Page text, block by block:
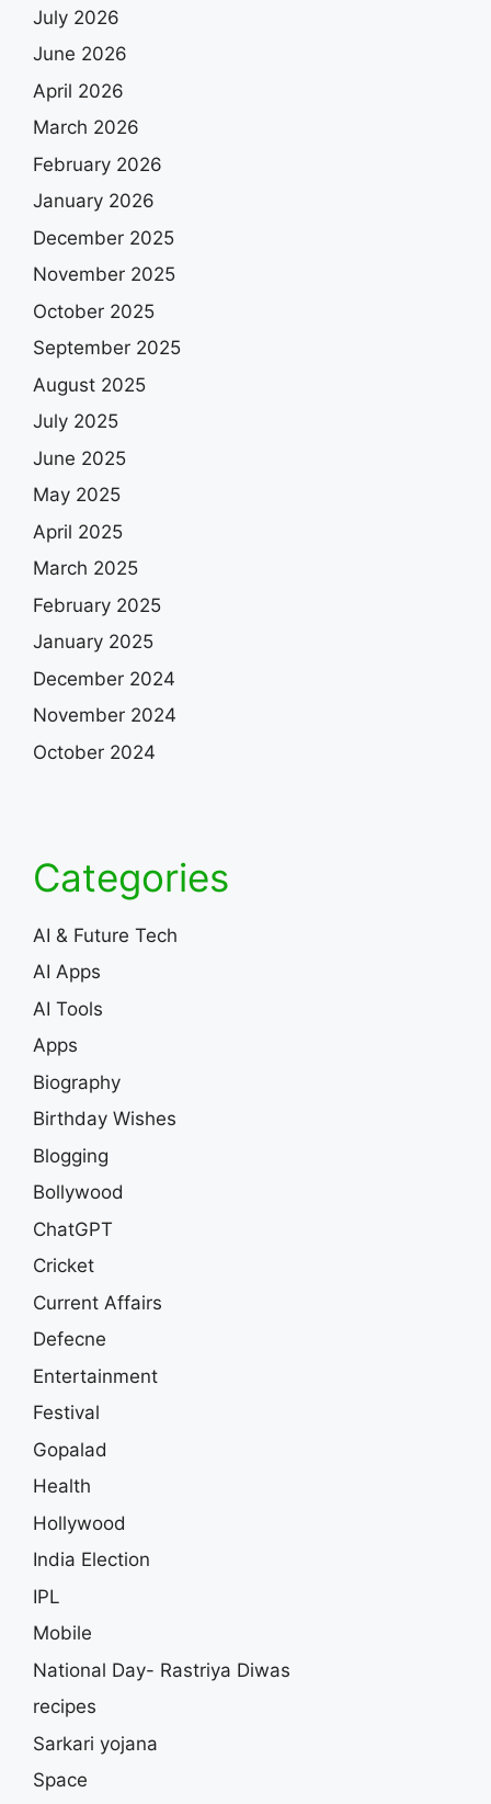
July 2026
June 2026
April 2026
March 2026
February 2026
January 2026
December 2025
November 2025
October 2025
September 2025
August 2025
July 2025
June 2025
May 2025
April 2025
March 2025
February 2025
January 2025
December 2024
November 2024
October 2024
Categories
AI & Future Tech
AI Apps
AI Tools
Apps
Biography
Birthday Wishes
Blogging
Bollywood
ChatGPT
Cricket
Current Affairs
Defecne
Entertainment
Festival
Gopalad
Health
Hollywood
India Election
IPL
Mobile
National Day- Rastriya Diwas
recipes
Sarkari yojana
Space